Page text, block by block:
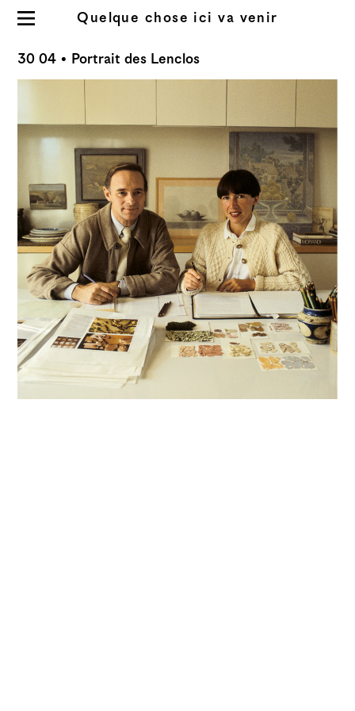
Quelque chose ici va venir
30 04 • Portrait des Lenclos
À propos du site
Informations